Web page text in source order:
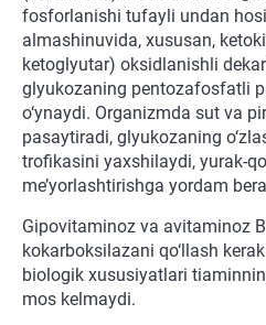
fosforlanishi tufayli undan
almashinuvida, xususan,
ketoglyutar) oksidlanishli
glyukozaning pentozafosfatli
o‘ynaydi. Organizmda sut va
pasaytiradi, glyukozaning
trofikasini yaxshilaydi, yurak-
me’yorlashtirishga yordam
Gipovitaminoz va avitaminoz
kokarboksilazani qo‘llash
biologik xususiyatlari
mos kelmaydi.